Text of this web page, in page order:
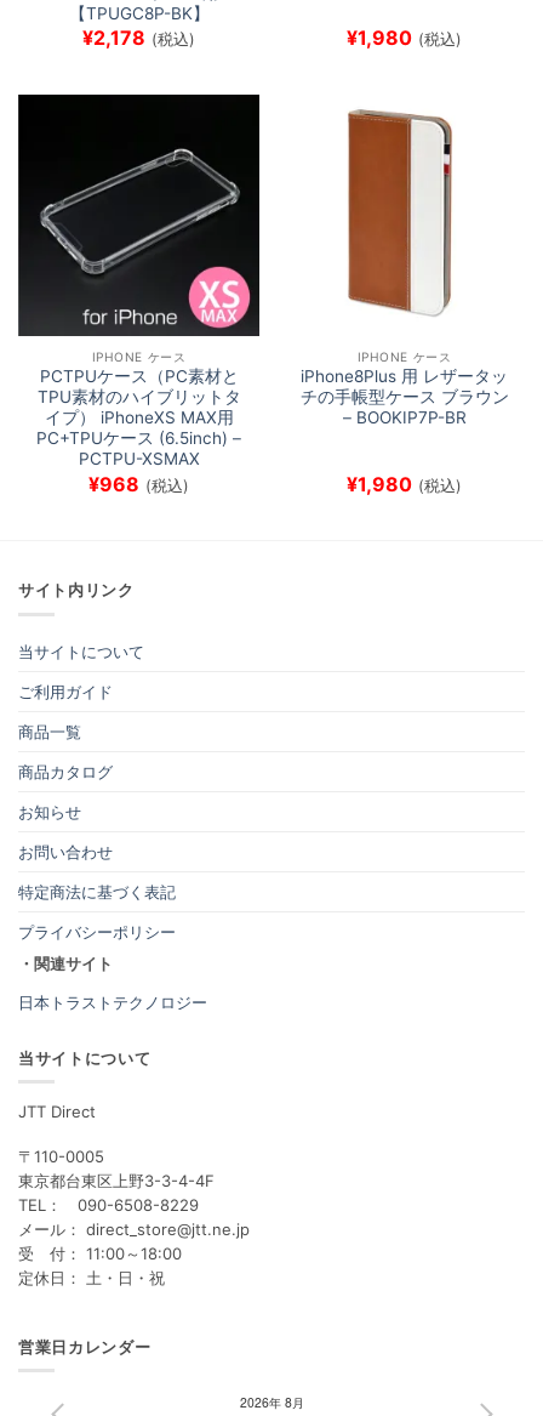
【TPUGC8P-BK】
¥2,178 (税込) ¥1,980 (税込)
IPHONE ケース
PCTPUケース（PC素材と
TPU素材のハイブリットタ
イプ） iPhoneXS MAX用
PC+TPUケース (6.5inch) –
PCTPU-XSMAX
¥968 (税込)
IPHONE ケース
iPhone8Plus 用 レザータッ
チの手帳型ケース ブラウン
– BOOKIP7P-BR
¥1,980 (税込)
サイト内リンク
当サイトについて
ご利用ガイド
商品一覧
商品カタログ
お知らせ
お問い合わせ
特定商法に基づく表記
プライバシーポリシー
・関連サイト
日本トラストテクノロジー
当サイトについて
JTT Direct
〒110-0005
東京都台東区上野3-3-4-4F
TEL： 090-6508-8229
メール： direct_store@jtt.ne.jp
受 付： 11:00～18:00
定休日： 土・日・祝
営業日カレンダー
2026年 8月